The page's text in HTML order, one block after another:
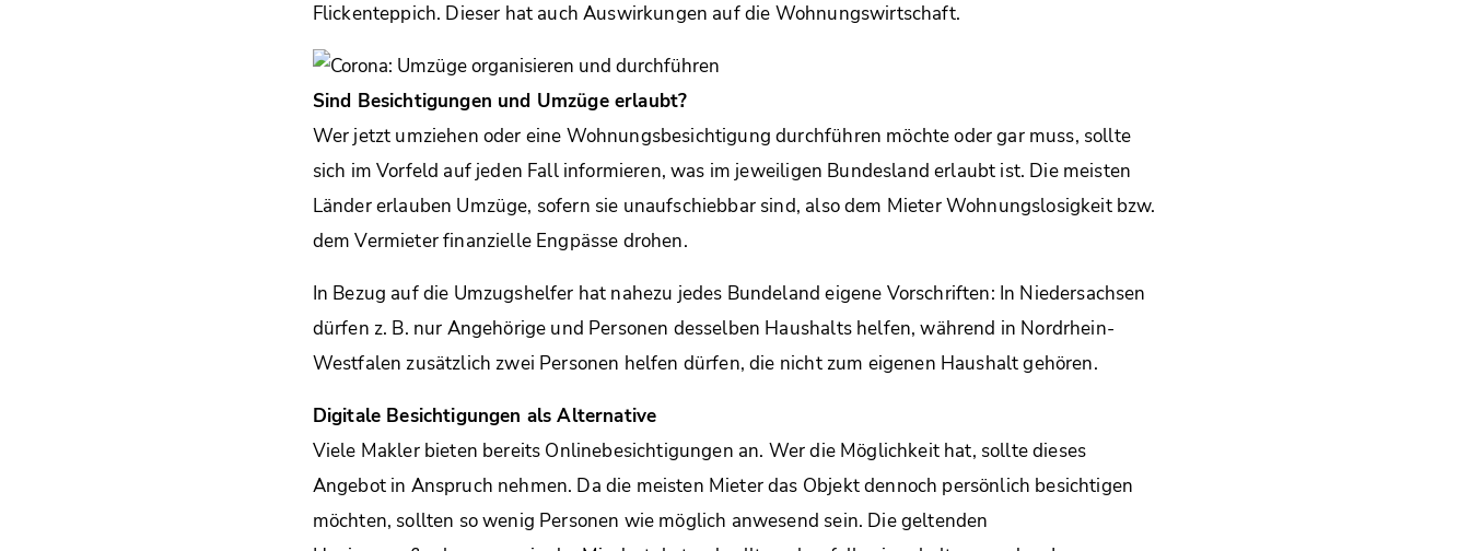
Flickenteppich. Dieser hat auch Auswirkungen auf die Wohnungswirtschaft.
Sind Besichtigungen und Umzüge erlaubt?
Wer jetzt umziehen oder eine Wohnungsbesichtigung durchführen möchte oder gar muss, sollte
sich im Vorfeld auf jeden Fall informieren, was im jeweiligen Bundesland erlaubt ist. Die meisten
Länder erlauben Umzüge, sofern sie unaufschiebbar sind, also dem Mieter Wohnungslosigkeit bzw.
dem Vermieter finanzielle Engpässe drohen.
In Bezug auf die Umzugshelfer hat nahezu jedes Bundeland eigene Vorschriften: In Niedersachsen
dürfen z. B. nur Angehörige und Personen desselben Haushalts helfen, während in Nordrhein-
Westfalen zusätzlich zwei Personen helfen dürfen, die nicht zum eigenen Haushalt gehören.
Digitale Besichtigungen als Alternative
Viele Makler bieten bereits Onlinebesichtigungen an. Wer die Möglichkeit hat, sollte dieses
Angebot in Anspruch nehmen. Da die meisten Mieter das Objekt dennoch persönlich besichtigen
möchten, sollten so wenig Personen wie möglich anwesend sein. Die geltenden